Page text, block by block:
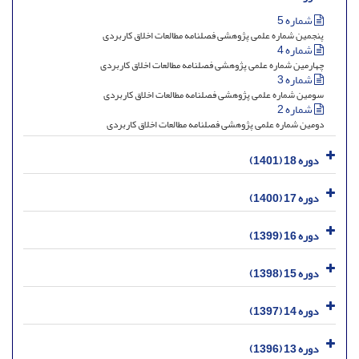
شماره 5
پنجمین شماره علمی پژوهشی فصلنامه مطالعات اخلاق کاربردی
شماره 4
چهارمین شماره علمی پژوهشی فصلنامه مطالعات اخلاق کاربردی
شماره 3
سومین شماره علمی پژوهشی فصلنامه مطالعات اخلاق کاربردی
شماره 2
دومین شماره علمی پژوهشی فصلنامه مطالعات اخلاق کاربردی
دوره 18 (1401)
دوره 17 (1400)
دوره 16 (1399)
دوره 15 (1398)
دوره 14 (1397)
دوره 13 (1396)